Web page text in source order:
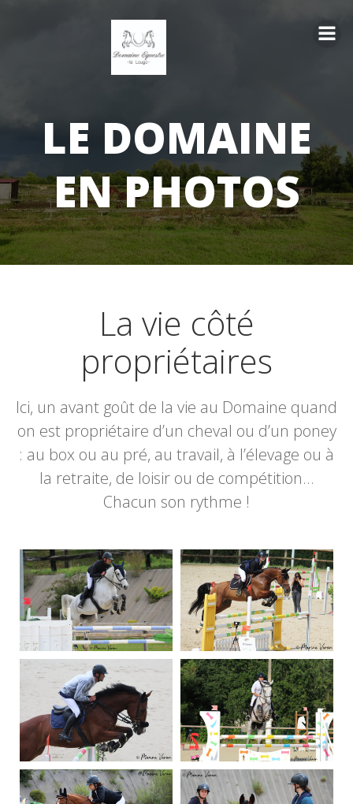
LE DOMAINE
EN PHOTOS
La vie côté
propriétaires
Ici, un avant goût de la vie au Domaine quand
on est propriétaire d’un cheval ou d’un poney
: au box ou au pré, au travail, à l’élevage ou à
la retraite, de loisir ou de compétition…
Chacun son rythme !